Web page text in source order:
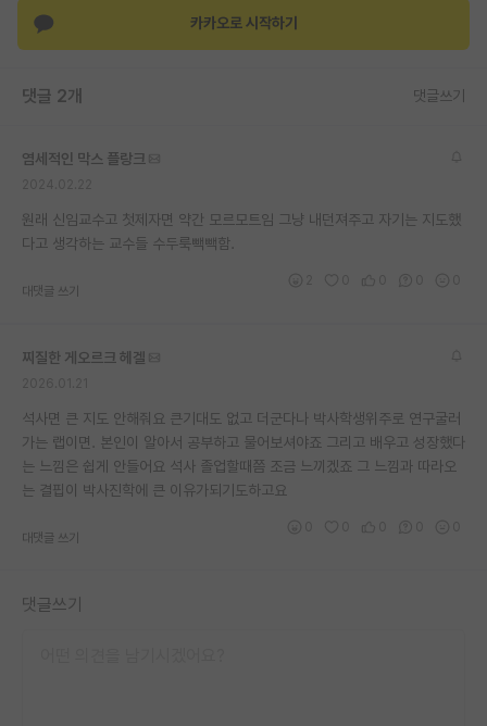
이벤트
재팬라운지 🌸
카카오로 시작하기
댓글 2개 댓글쓰기
염세적인 막스 플랑크
원래 신임교수고 첫제자면 약간 모르모트임 그냥 내던져주고 자기는 지도했
다고 생각하는 교수들 수두룩빽빽함.
대댓글 쓰기
찌질한 게오르크 헤겔
석사면 큰 지도 안해줘요 큰기대도 없고 더군다나 박사학생위주로 연구굴러
가는 랩이면. 본인이 알아서 공부하고 물어보셔야죠 그리고 배우고 성장했다
는 느낌은 쉽게 안들어요 석사 졸업할때쯤 조금 느끼겠죠 그 느낌과 따라오
는 결핍이 박사진학에 큰 이유가되기도하고요
대댓글 쓰기
댓글쓰기